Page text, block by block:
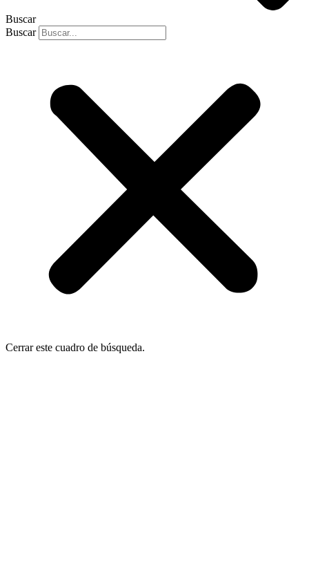
Buscar
Buscar
Cerrar este cuadro de búsqueda.